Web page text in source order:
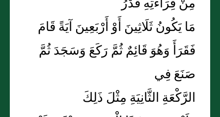
مَا يَكُونُ ثَلَاثِينَ أَوْ أَرْبَعِينَ آيَةً قَامَ
فَقَرَأَ وَهُوَ قَائِمٌ ثُمَّ رَكَعَ وَسَجَدَ ثُمَّ
صَنَعَ فِي
الرَّكْعَةِ الثَّانِيَةِ مِثْلَ ذَلِكَ